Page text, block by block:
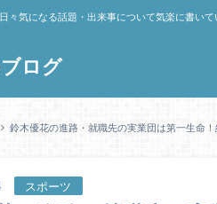
ログ
々気になる話題・出来事について気楽に書いて
鈴木優花の進路・就職先の実業団は第一生命
スポーツ